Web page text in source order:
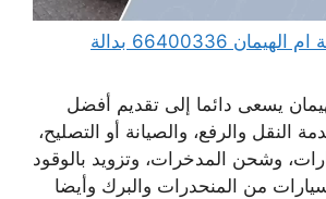
ونش كرين سطحة ام الهيمان 66400336 بدالة
يسعى دائما إلى تقديم أفضل
النقل والرفع، والصيانة أو التصليح،
وشحن المدخرات، وتزويد بالوقود
من المنحدرات والبرك وأيضا